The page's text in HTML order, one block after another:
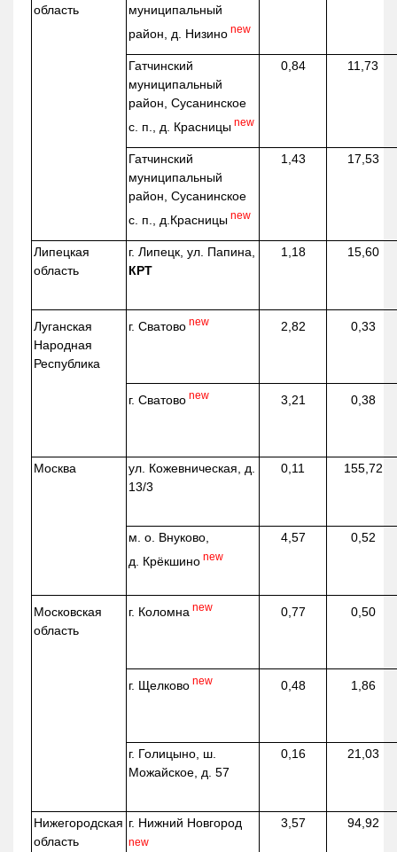
область
муниципальный
район, д. Низино new
Гатчинский
муниципальный
район, Сусанинское
с. п., д. Красницы new
0,84 11,73
Гатчинский
муниципальный
район, Сусанинское
с. п., д.Красницы new
1,43 17,53
Липецкая
область
г. Липецк, ул. Папина,
КРТ
1,18 15,60
Луганская
Народная
Республика
г. Сватово new 2,82 0,33
г. Сватово new 3,21 0,38
Москва ул. Кожевническая, д.
13/3
0,11 155,72
м. о. Внуково,
д. Крёкшино new
4,57 0,52
Московская
область
г. Коломна new 0,77 0,50
г. Щелково new 0,48 1,86
г. Голицыно, ш.
Можайское, д. 57
0,16 21,03
Нижегородская
область
г. Нижний Новгород
new
3,57 94,92